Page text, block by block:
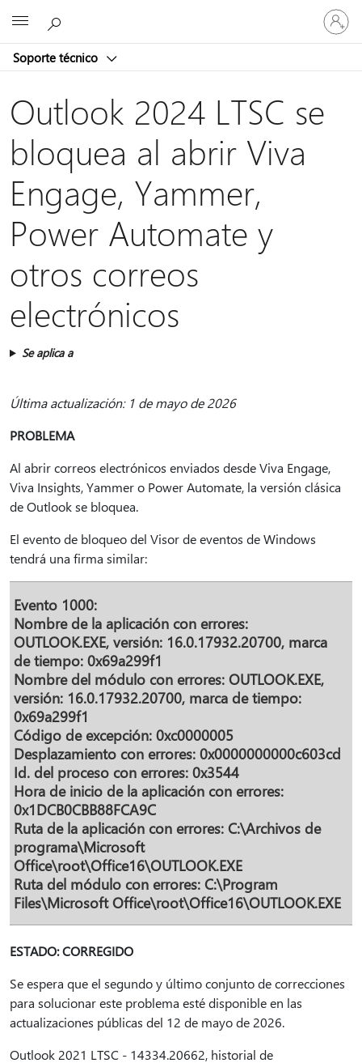
Soporte técnico
Iniciar
sesión
en
cuenta
Outlook 2024 LTSC se
bloquea al abrir Viva
Engage, Yammer,
Power Automate y
otros correos
electrónicos
Se aplica a
Última actualización: 1 de mayo de 2026
PROBLEMA
Al abrir correos electrónicos enviados desde Viva Engage,
Viva Insights, Yammer o Power Automate, la versión clásica
de Outlook se bloquea.
El evento de bloqueo del Visor de eventos de Windows
tendrá una firma similar:
Evento 1000:
Nombre de la aplicación con errores:
OUTLOOK.EXE, versión: 16.0.17932.20700, marca
de tiempo: 0x69a299f1
Nombre del módulo con errores: OUTLOOK.EXE,
versión: 16.0.17932.20700, marca de tiempo:
0x69a299f1
Código de excepción: 0xc0000005
Desplazamiento con errores: 0x0000000000c603cd
Id. del proceso con errores: 0x3544
Hora de inicio de la aplicación con errores:
0x1DCB0CBB88FCA9C
Ruta de la aplicación con errores: C:\Archivos de
programa\Microsoft
Office\root\Office16\OUTLOOK.EXE
Ruta del módulo con errores: C:\Program
Files\Microsoft Office\root\Office16\OUTLOOK.EXE
ESTADO: CORREGIDO
Se espera que el segundo y último conjunto de correcciones
para solucionar este problema esté disponible en las
actualizaciones públicas del 12 de mayo de 2026.
Outlook 2021 LTSC - 14334.20662, historial de